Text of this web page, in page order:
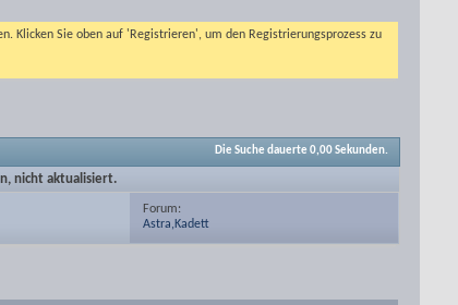
Klicken Sie oben auf 'Registrieren', um den Registrierungsprozess zu
Die Suche dauerte 0,00Sekunden.
nicht aktualisiert.
Forum:
Astra,Kadett